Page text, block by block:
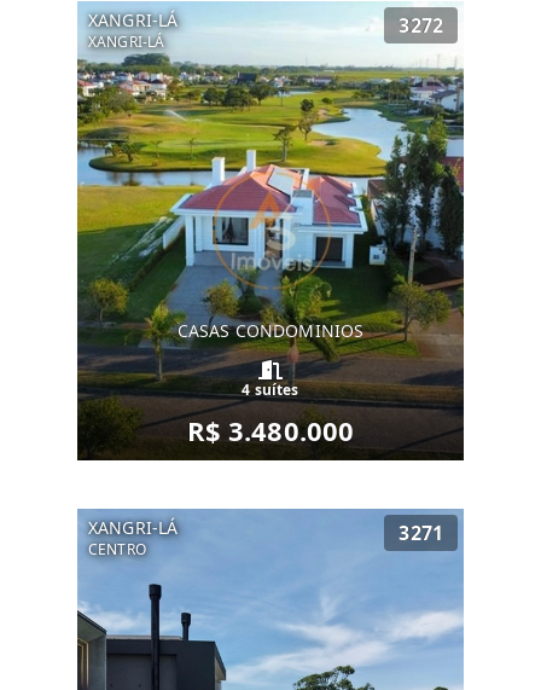
XANGRI-LÁ
XANGRI-LÁ
3272
CASAS CONDOMINIOS
4 suítes
R$ 3.480.000
XANGRI-LÁ
CENTRO
3271